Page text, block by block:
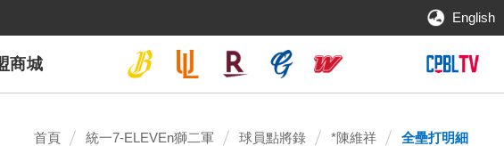
English
商城
首頁 統一7-ELEVEn獅二軍 球員點將錄 *陳維祥 全壘打明細